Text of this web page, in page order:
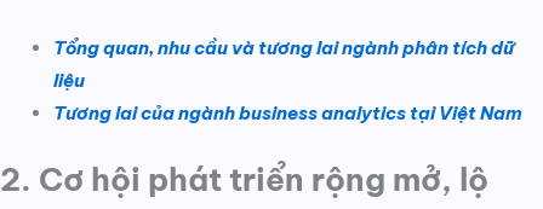
Tổng quan, nhu cầu và tương lai ngành phân tích dữ
liệu
Tương lai của ngành business analytics tại Việt Nam
2. Cơ hội phát triển rộng mở, lộ